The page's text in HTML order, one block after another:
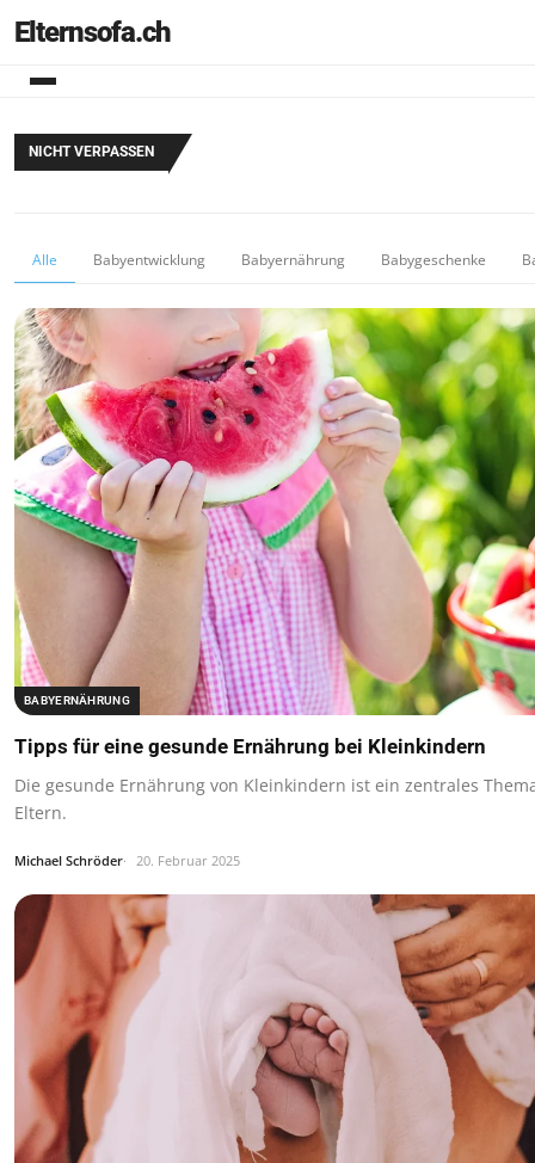
Elternsofa.ch
NICHT VERPASSEN
Alle Babyentwicklung Babyernährung Babygeschenke
BABYERNÄHRUNG
Tipps für eine gesunde Ernährung bei Kleinkindern
Die gesunde Ernährung von Kleinkindern ist ein zentrales
Eltern.
Michael Schröder 20. Februar 2025